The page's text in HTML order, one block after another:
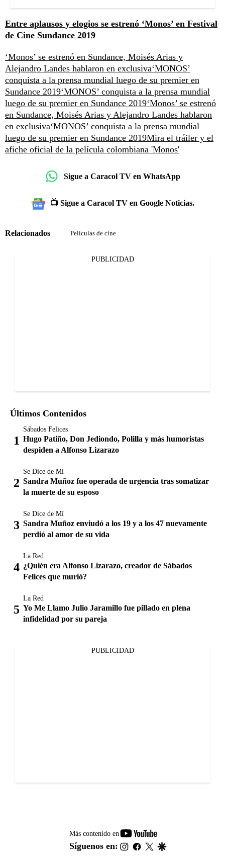
Entre aplausos y elogios se estrenó ‘Monos’ en Festival
de Cine Sundance 2019
‘Monos’ se estrenó en Sundance, Moisés Arias y
Alejandro Landes hablaron en exclusiva‘MONOS’
conquista a la prensa mundial luego de su premier en
Sundance 2019‘MONOS’ conquista a la prensa mundial
luego de su premier en Sundance 2019‘Monos’ se estrenó
en Sundance, Moisés Arias y Alejandro Landes hablaron
en exclusiva‘MONOS’ conquista a la prensa mundial
luego de su premier en Sundance 2019Mira el tráiler y el
afiche oficial de la película colombiana 'Monos'
Sigue a Caracol TV en WhatsApp
📺 Sigue a Caracol TV en Google Noticias.
Relacionados Películas de cine
PUBLICIDAD
Últimos Contenidos
Sábados Felices
Hugo Patiño, Don Jediondo, Polilla y más humoristas
despiden a Alfonso Lizarazo
Se Dice de Mí
Sandra Muñoz fue operada de urgencia tras somatizar
la muerte de su esposo
Se Dice de Mí
Sandra Muñoz enviudó a los 19 y a los 47 nuevamente
perdió al amor de su vida
La Red
¿Quién era Alfonso Lizarazo, creador de Sábados
Felices que murió?
La Red
Yo Me Llamo Julio Jaramillo fue pillado en plena
infidelidad por su pareja
PUBLICIDAD
Más contenido en
youtube-
footer
Síguenos en: instagram
facebook
twitter